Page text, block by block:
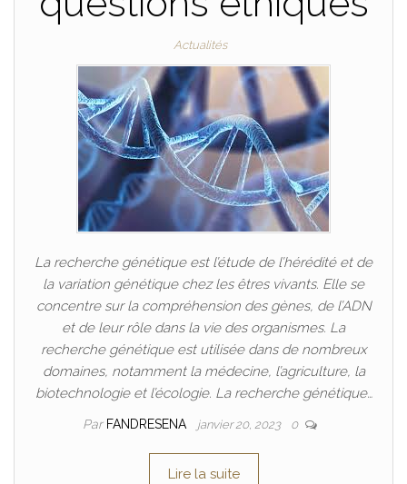
Actualités
La recherche génétique est l’étude de l’hérédité et de
la variation génétique chez les êtres vivants. Elle se
concentre sur la compréhension des gènes, de l’ADN
et de leur rôle dans la vie des organismes. La
recherche génétique est utilisée dans de nombreux
domaines, notamment la médecine, l’agriculture, la
biotechnologie et l’écologie. La recherche génétique…
Par FANDRESENA janvier 20, 2023 0
Lire la suite